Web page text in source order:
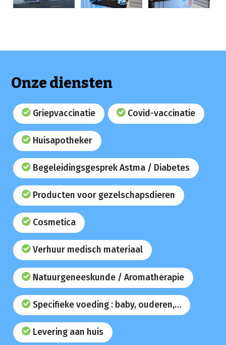
Onze diensten
Griepvaccinatie Covid-vaccinatie
Huisapotheker
Begeleidingsgesprek Astma / Diabetes
Producten voor gezelschapsdieren
Cosmetica
Verhuur medisch materiaal
Natuurgeneeskunde / Aromatherapie
Specifieke voeding : baby, ouderen,…
Levering aan huis